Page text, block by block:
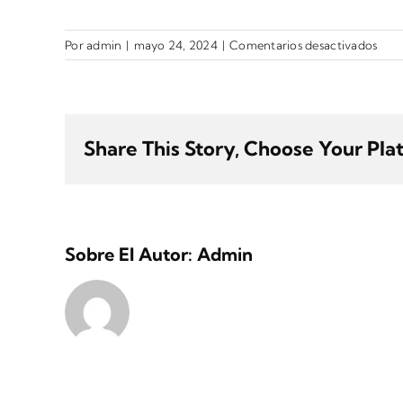
Poradmin | mayo 24, 2024 | Comentarios desactivadosen
5
Share This Story, Choose Your
Sobre El Autor: Admin